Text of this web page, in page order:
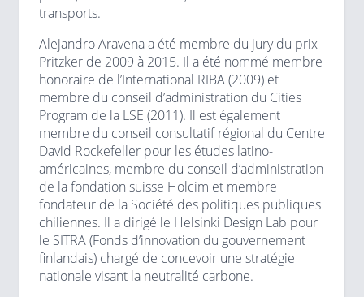
transports.
Alejandro Aravena a été membre du jury du prix
Pritzker de 2009 à 2015. Il a été nommé membre
honoraire de l’International RIBA (2009) et
membre du conseil d’administration du Cities
Program de la LSE (2011). Il est également
membre du conseil consultatif régional du Centre
David Rockefeller pour les études latino-
américaines, membre du conseil d’administration
de la fondation suisse Holcim et membre
fondateur de la Société des politiques publiques
chiliennes. Il a dirigé le Helsinki Design Lab pour
le SITRA (Fonds d’innovation du gouvernement
finlandais) chargé de concevoir une stratégie
nationale visant la neutralité carbone.